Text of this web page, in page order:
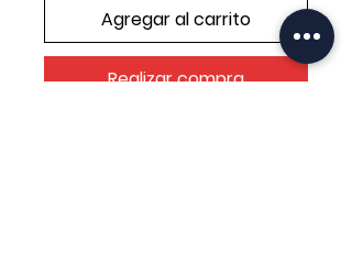
Agregar al carrito
Realizar compra